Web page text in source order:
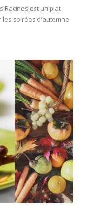
Racines est un plat
soirées d'automne